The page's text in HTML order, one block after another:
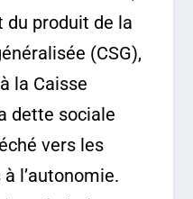
du produit de la
(CSG),
la Caisse
dette sociale
vers les
l’autonomie.